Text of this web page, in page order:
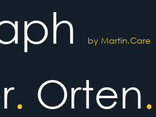
by Martin.Care
. Orten.